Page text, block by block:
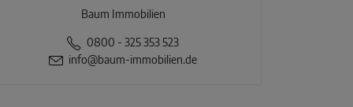
Baum Immobilien
0800 - 325 353 523
info@baum-immobilien.de